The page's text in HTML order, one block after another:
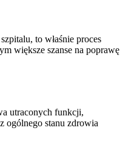
to właśnie proces
większe szanse na poprawę
utraconych funkcji,
ogólnego stanu zdrowia